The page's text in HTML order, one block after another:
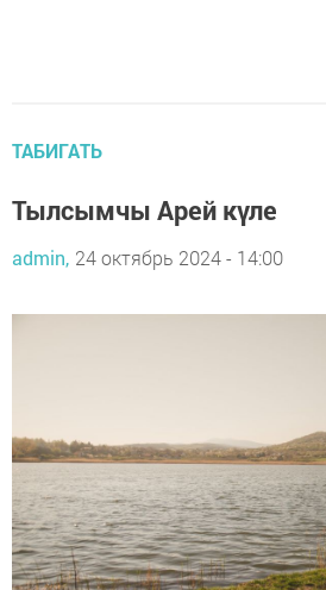
ТАБИГАТЬ
Тылсымчы Арей күле
admin, 24 октябрь 2024 - 14:00